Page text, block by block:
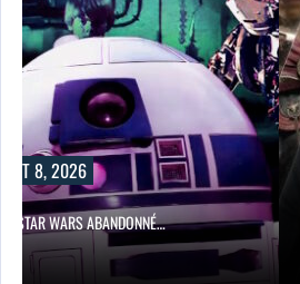
8, 2026
STAR WARS ABANDONNÉ…